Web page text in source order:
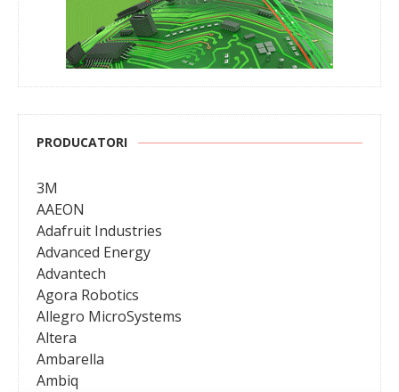
PRODUCATORI
3M
AAEON
Adafruit Industries
Advanced Energy
Advantech
Agora Robotics
Allegro MicroSystems
Altera
Ambarella
Ambiq